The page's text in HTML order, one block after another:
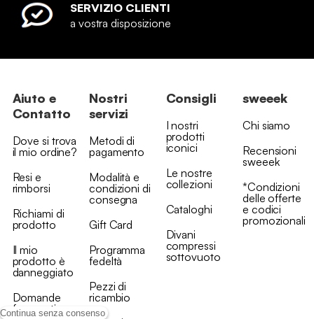
Continua senza consenso
SERVIZIO CLIENTI
a vostra disposizione
Aiuto e
Contatto
Dove si trova
il mio ordine?
Resi e
rimborsi
Richiami di
prodotto
Il mio
prodotto è
danneggiato
Domande
frequenti
Nostri
servizi
Metodi di
pagamento
Modalità e
condizioni di
consegna
Gift Card
Programma
fedeltà
Pezzi di
ricambio
Consigli
I nostri
prodotti
iconici
Le nostre
collezioni
Cataloghi
Divani
compressi
sottovuoto
sweeek
Chi siamo
Recensioni
sweeek
*Condizioni
delle offerte
e codici
promozionali